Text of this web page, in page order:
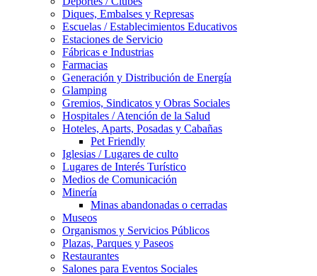
Diques, Embalses y Represas
Escuelas / Establecimientos Educativos
Estaciones de Servicio
Fábricas e Industrias
Farmacias
Generación y Distribución de Energía
Glamping
Gremios, Sindicatos y Obras Sociales
Hospitales / Atención de la Salud
Hoteles, Aparts, Posadas y Cabañas
Pet Friendly
Iglesias / Lugares de culto
Lugares de Interés Turístico
Medios de Comunicación
Minería
Minas abandonadas o cerradas
Museos
Organismos y Servicios Públicos
Plazas, Parques y Paseos
Restaurantes
Salones para Eventos Sociales